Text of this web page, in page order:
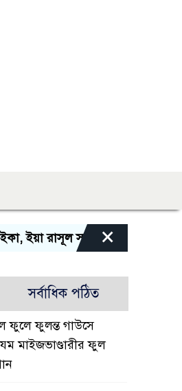
ইয়া রাসূল সালাম আলাইকা, ইয়া
×
সর্বাধিক পঠিত
ফুলে ফুলন্ত গাউসে
মাইজভাণ্ডারীর ফুল